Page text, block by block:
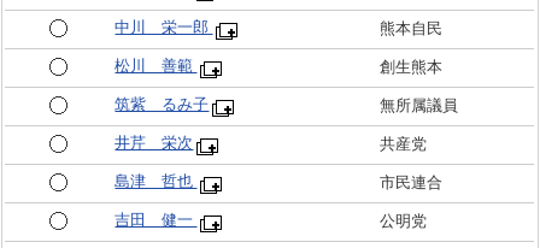
中川 栄一郎 熊本自民
松川 善範 創生熊本
筑紫 るみ子 無所属議員
井芹 栄次 共産党
島津 哲也 市民連合
吉田 健一 公明党